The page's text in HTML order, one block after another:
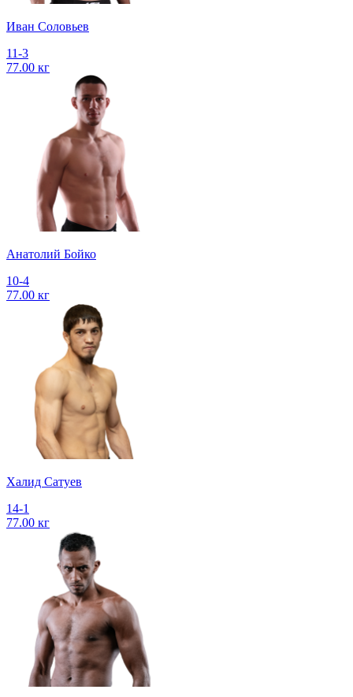
Иван Соловьев
11-3
77.00 кг
Анатолий Бойко
10-4
77.00 кг
Халид Сатуев
14-1
77.00 кг